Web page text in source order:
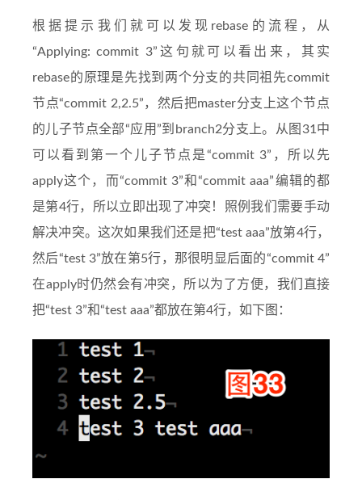
根据提示我们就可以发现rebase的流程，从
“Applying: commit 3”这句就可以看出来，其实
rebase的原理是先找到两个分支的共同祖先commit
节点“commit 2,2.5”，然后把master分支上这个节点
的儿子节点全部“应用”到branch2分支上。从图31中
可以看到第一个儿子节点是“commit 3”，所以先
apply这个，而“commit 3”和“commit aaa”编辑的都
是第4行，所以立即出现了冲突！照例我们需要手动
解决冲突。这次如果我们还是把“test aaa”放第4行，
然后“test 3”放在第5行，那很明显后面的“commit 4”
在apply时仍然会有冲突，所以为了方便，我们直接
把“test 3”和“test aaa”都放在第4行，如下图：